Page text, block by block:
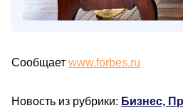
Сообщает www.forbes.ru
Новость из рубрики: Бизнес,